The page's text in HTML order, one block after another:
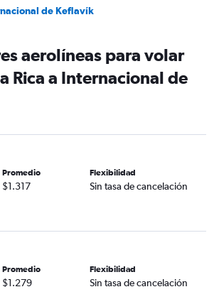
de Keflavík
aerolíneas para volar
Rica a Internacional de
Promedio
$1.317
Flexibilidad
Sin tasa de cancelación
Promedio
$1.279
Flexibilidad
Sin tasa de cancelación